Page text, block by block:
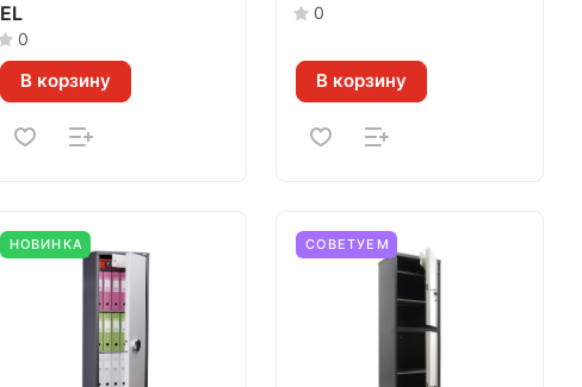
EL
0
В корзину
0
В корзину
НОВИНКА СОВЕТУЕМ